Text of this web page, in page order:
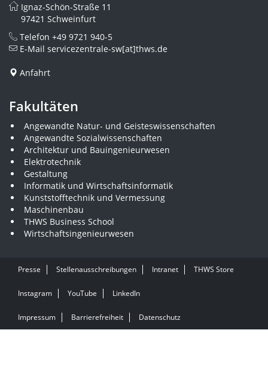
Ignaz-Schön-Straße 11
97421 Schweinfurt
Telefon +49 9721 940-5
E-Mail servicezentrale-sw[at]thws.de
Anfahrt
Fakultäten
Angewandte Natur- und Geisteswissenschaften
Angewandte Sozialwissenschaften
Architektur und Bauingenieurwesen
Elektrotechnik
Gestaltung
Informatik und Wirtschaftsinformatik
Kunststofftechnik und Vermessung
Maschinenbau
THWS Business School
Wirtschaftsingenieurwesen
Presse Stellenausschreibungen Intranet THWS Store
Instagram YouTube LinkedIn
Impressum Barrierefreiheit Datenschutz